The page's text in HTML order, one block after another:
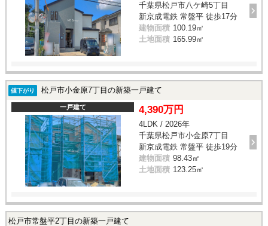
千葉県松戸市八ケ崎5丁目
新京成電鉄 常盤平 徒歩17分
建物面積 100.19㎡
土地面積 165.99㎡
値下がり 松戸市小金原7丁目の新築一戸建て
一戸建て 4,390万円
4LDK / 2026年
千葉県松戸市小金原7丁目
新京成電鉄 常盤平 徒歩19分
建物面積 98.43㎡
土地面積 123.25㎡
松戸市常盤平2丁目の新築一戸建て